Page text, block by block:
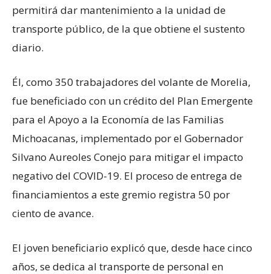
permitirá dar mantenimiento a la unidad de
transporte público, de la que obtiene el sustento
diario.
Él, como 350 trabajadores del volante de Morelia,
fue beneficiado con un crédito del Plan Emergente
para el Apoyo a la Economía de las Familias
Michoacanas, implementado por el Gobernador
Silvano Aureoles Conejo para mitigar el impacto
negativo del COVID-19. El proceso de entrega de
financiamientos a este gremio registra 50 por
ciento de avance.
El joven beneficiario explicó que, desde hace cinco
años, se dedica al transporte de personal en